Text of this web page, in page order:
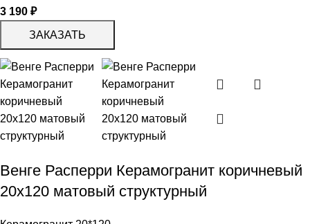
3 190 ₽
ЗАКАЗАТЬ
Венге Расперри Керамогранит коричневый
20х120 матовый структурный